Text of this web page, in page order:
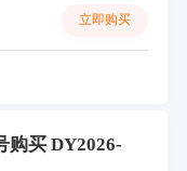
立即购买
购买 DY2026-